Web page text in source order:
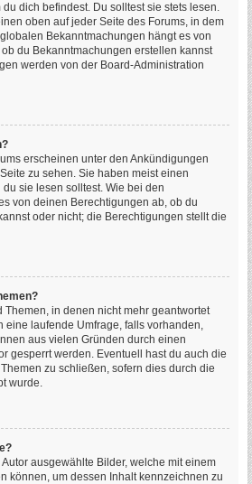
dich befindest. Du solltest sie stets lesen.
oben auf jeder Seite des Forums, in dem
Bekanntmachungen hängt es von
du Bekanntmachungen erstellen kannst
werden von der Board-Administration
erscheinen unter den Ankündigungen
zu sehen. Sie haben meist einen
sie lesen solltest. Wie bei den
von deinen Berechtigungen ab, ob du
oder nicht; die Berechtigungen stellt die
Themen, in denen nicht mehr geantwortet
eine laufende Umfrage, falls vorhanden,
aus vielen Gründen durch einen
gesperrt werden. Eventuell hast du auch die
zu schließen, sofern dies durch die
wurde.
ausgewählte Bilder, welche mit einem
können, um dessen Inhalt kennzeichnen zu